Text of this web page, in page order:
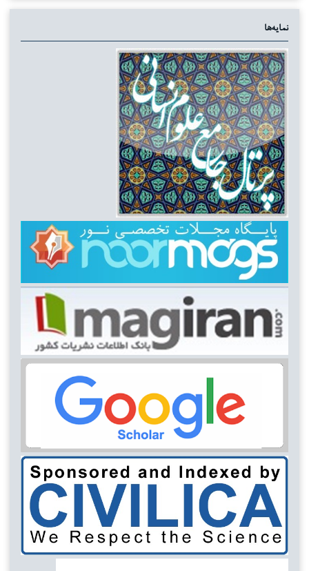
نمایه‌ها